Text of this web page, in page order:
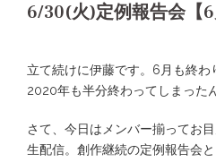
6/30(火)定例報告会【6
立て続けに伊藤です。6月も終わ
2020年も半分終わってしまった
さて、今日はメンバー揃ってお
生配信。創作継続の定例報告会